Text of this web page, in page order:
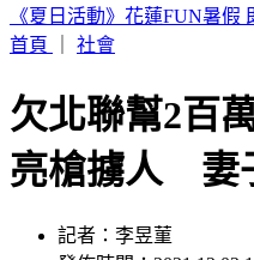
7月去過好萊塢環球影城小
風險
欠北聯幫2百
亮槍擄人 妻